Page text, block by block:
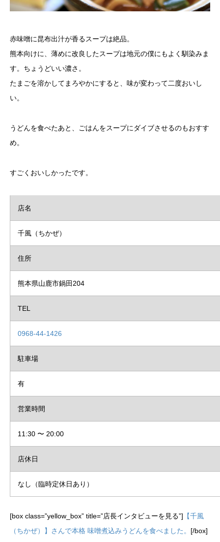
赤味噌に昆布出汁が香るスープは絶品。
熊本向けに、薄めに改良したスープは地元の僕にもよく馴染みま
す。ちょうどいい濃さ。
たまごを溶かしてまろやかにすると、味が変わって二度おいし
い。
うどんを食べたあと、ごはんをスープにダイブさせるのもおすす
め。
すごくおいしかったです。
店名
千風（ちかぜ）
住所
熊本県山鹿市鍋田204
TEL
0968-44-1426
駐車場
有
営業時間
11:30 〜 20:00
店休日
なし（臨時定休日あり）
[box class=”yellow_box” title=”店長インタビューを見る”] 【千風
（ちかぜ）】さんで本格 味噌煮込みうどんを食べました。 [/box]